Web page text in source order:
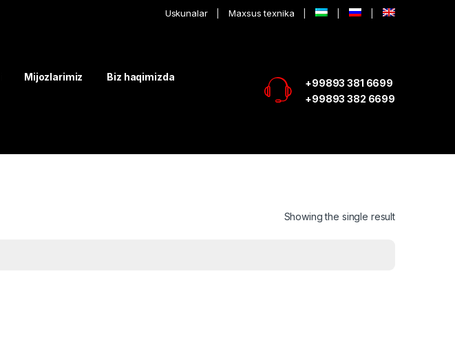
Uskunalar Maxsus texnika
Mijozlarimiz Biz haqimizda
+99893 381 6699
+99893 382 6699
Showing the single result